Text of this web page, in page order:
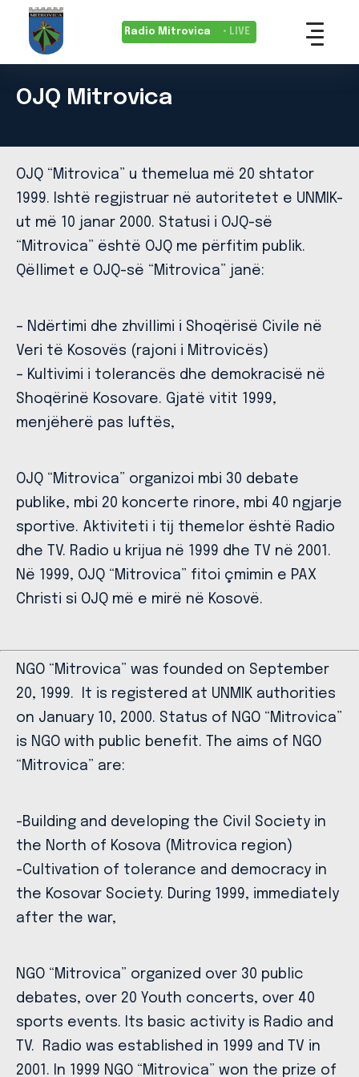
Radio Mitrovica • LIVE
OJQ Mitrovica
OJQ “Mitrovica” u themelua më 20 shtator
1999. Ishtë regjistruar në autoritetet e UNMIK-
ut më 10 janar 2000. Statusi i OJQ-së
“Mitrovica” është OJQ me përfitim publik.
Qëllimet e OJQ-së “Mitrovica” janë:
– Ndërtimi dhe zhvillimi i Shoqërisë Civile në
Veri të Kosovës (rajoni i Mitrovicës)
– Kultivimi i tolerancës dhe demokracisë në
Shoqërinë Kosovare. Gjatë vitit 1999,
menjëherë pas luftës,
OJQ “Mitrovica” organizoi mbi 30 debate
publike, mbi 20 koncerte rinore, mbi 40 ngjarje
sportive. Aktiviteti i tij themelor është Radio
dhe TV. Radio u krijua në 1999 dhe TV në 2001.
Në 1999, OJQ “Mitrovica” fitoi çmimin e PAX
Christi si OJQ më e mirë në Kosovë.
NGO “Mitrovica” was founded on September
20, 1999. It is registered at UNMIK authorities
on January 10, 2000. Status of NGO “Mitrovica”
is NGO with public benefit. The aims of NGO
“Mitrovica” are:
-Building and developing the Civil Society in
the North of Kosova (Mitrovica region)
-Cultivation of tolerance and democracy in
the Kosovar Society. During 1999, immediately
after the war,
NGO “Mitrovica” organized over 30 public
debates, over 20 Youth concerts, over 40
sports events. Its basic activity is Radio and
TV. Radio was established in 1999 and TV in
2001. In 1999 NGO “Mitrovica” won the prize of